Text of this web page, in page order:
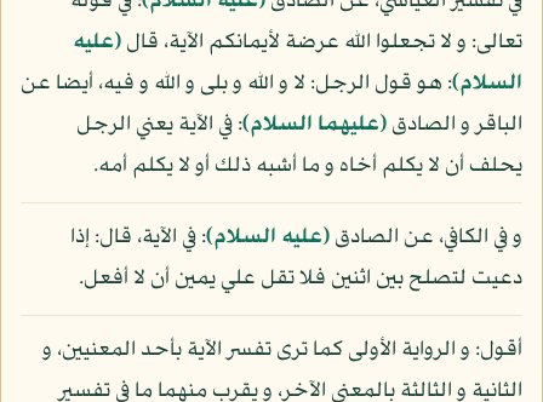
تعالى: و لا تجعلوا الله عرضة لأيمانكم الآية، قال(عليه
السلام): هو قول الرجل: لا و الله و بلى و الله و فيه، أيضا عن
الباقر و الصادق(عليهما السلام): في الآية يعني الرجل
يحلف أن لا يكلم أخاه و ما أشبه ذلك أو لا يكلم أمه.
و في الكافي، عن الصادق(عليه السلام): في الآية، قال: إذا
دعيت لتصلح بين اثنين فلا تقل علي يمين أن لا أفعل.
أقول: و الرواية الأولى كما ترى تفسر الآية بأحد المعنيين، و
الثانية و الثالثة بالمعنى الآخر، و يقرب منهما ما في تفسير